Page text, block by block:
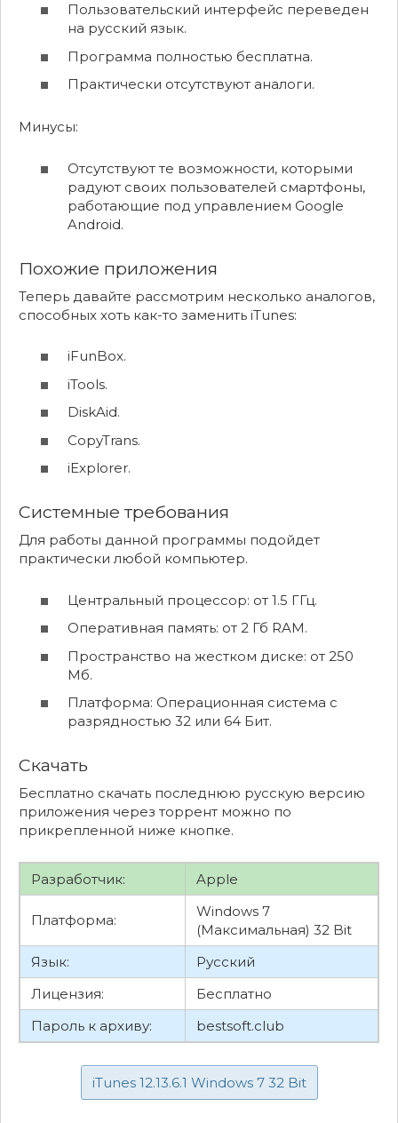
Пользовательский интерфейс переведен
на русский язык.
Программа полностью бесплатна.
Практически отсутствуют аналоги.
Минусы:
Отсутствуют те возможности, которыми
радуют своих пользователей смартфоны,
работающие под управлением Google
Android.
Похожие приложения
Теперь давайте рассмотрим несколько аналогов,
способных хоть как-то заменить iTunes:
iFunBox.
iTools.
DiskAid.
CopyTrans.
iExplorer.
Системные требования
Для работы данной программы подойдет
практически любой компьютер.
Центральный процессор: от 1.5 ГГц.
Оперативная память: от 2 Гб RAM.
Пространство на жестком диске: от 250
Мб.
Платформа: Операционная система с
разрядностью 32 или 64 Бит.
Скачать
Бесплатно скачать последнюю русскую версию
приложения через торрент можно по
прикрепленной ниже кнопке.
Разработчик: Apple
Платформа:
Windows 7
(Максимальная) 32 Bit
Язык:
Русский
Лицензия:
Бесплатно
Пароль к архиву:
bestsoft.club
iTunes 12.13.6.1 Windows 7 32 Bit